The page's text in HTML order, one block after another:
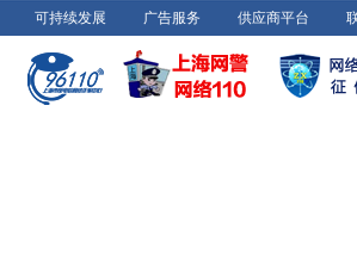
可持续发展 广告服务 供应商平台